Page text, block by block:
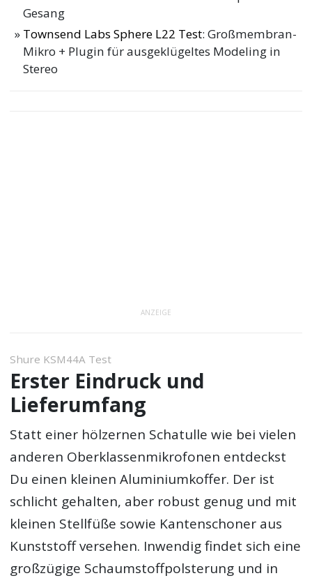
Gesang
Townsend Labs Sphere L22 Test: Großmembran-
Mikro + Plugin für ausgeklügeltes Modeling in
Stereo
ANZEIGE
Shure KSM44A Test
Erster Eindruck und
Lieferumfang
Statt einer hölzernen Schatulle wie bei vielen
anderen Oberklassenmikrofonen entdeckst
Du einen kleinen Aluminiumkoffer. Der ist
schlicht gehalten, aber robust genug und mit
kleinen Stellfüße sowie Kantenschoner aus
Kunststoff versehen. Inwendig findet sich eine
großzügige Schaumstoffpolsterung und in